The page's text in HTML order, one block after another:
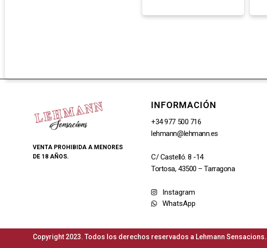
VENTA PROHIBIDA A MENORES
DE 18 AÑOS.
INFORMACIÓN
+34 977 500 716
lehmann@lehmann.es
C/ Castelló. 8 -14
Tortosa, 43500 – Tarragona
Instagram
WhatsApp
Copyright 2023. Todos los derechos reservados a Lehmann Sensacions.​